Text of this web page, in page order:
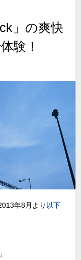
」の爽快
験！
年8月より 以下